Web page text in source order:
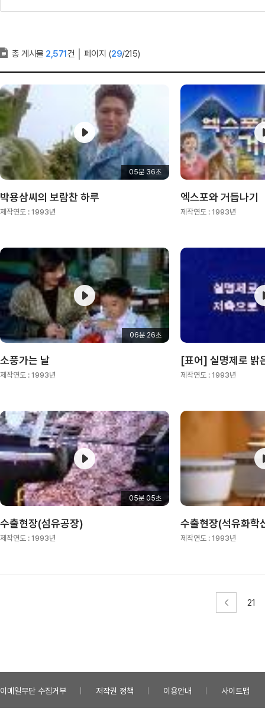
총 게시물 2,571건 페이지 (29/215)
05분 36초
박용삼씨의 보람찬 하루
제작연도 : 1993년
엑스포와 거듭나기
제작연도 : 1993년
06분 26초
소풍가는 날
제작연도 : 1993년 제작연도 : 1993년
05분 05초
수출현장(섬유공장)
제작연도 : 1993년
수출현장(석유화학
제작연도 : 1993년
21
이메일무단 수집거부 저작권 정책 이용안내 사이트맵